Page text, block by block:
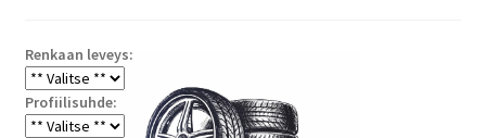
Renkaan leveys:
Profiilisuhde: